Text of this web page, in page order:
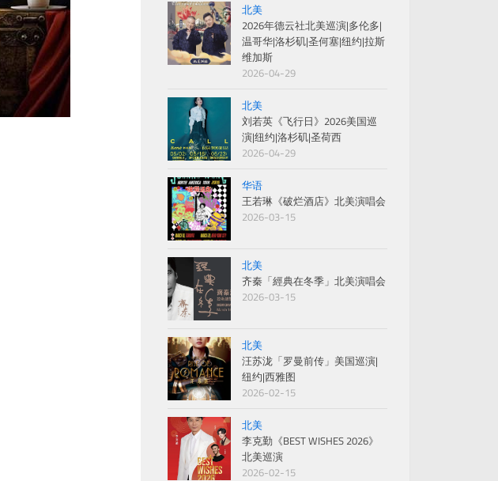
北美
2026年德云社北美巡演|多伦多|
温哥华|洛杉矶|圣何塞|纽约|拉斯
维加斯
2026-04-29
北美
刘若英《飞行日》2026美国巡
演|纽约|洛杉矶|圣荷西
2026-04-29
华语
王若琳《破烂酒店》北美演唱会
2026-03-15
北美
齐秦「經典在冬季」北美演唱会
2026-03-15
北美
汪苏泷「罗曼前传」美国巡演|
纽约|西雅图
2026-02-15
北美
李克勤《BEST WISHES 2026》
北美巡演
2026-02-15